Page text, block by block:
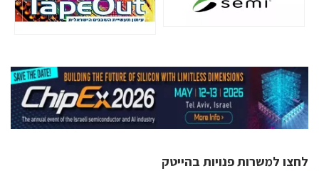
לחצו למשרות פנויות בהייטק